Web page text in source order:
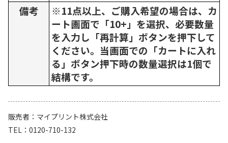
備考
※11点以上、ご購入希望の場合は、カ
ート画面で「10+」を選択、必要数量
を入力し「再計算」ボタンを押下して
ください。当画面での「カートに入れ
る」ボタン押下時の数量選択は1個で
結構です。
販売者
マイプリント株式会社
TEL
0120-710-132